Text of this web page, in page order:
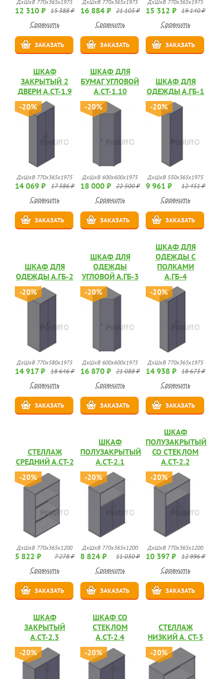
ДхШхВ 770х365х1975
12 310 ₽ 15 388 ₽
Сравнить
ЗАКАЗАТЬ
ДхШхВ 770х365х1975
16 884 ₽ 21 105 ₽
Сравнить
ЗАКАЗАТЬ
ДхШхВ 770х365х1975
15 312 ₽ 19 140 ₽
Сравнить
ЗАКАЗАТЬ
ШКАФ
ЗАКРЫТЫЙ 2
ДВЕРИ А.СТ-1.9
-20%
ДхШхВ 770х365х1975
14 069 ₽ 17 586 ₽
Сравнить
ЗАКАЗАТЬ
ШКАФ ДЛЯ
БУМАГ УГЛОВОЙ
А.СТ-1.10
-20%
ДхШхВ 600х600х1975
18 000 ₽ 22 500 ₽
Сравнить
ЗАКАЗАТЬ
ШКАФ ДЛЯ
ОДЕЖДЫ А.ГБ-1
-20%
ДхШхВ 550х365х1975
9 961 ₽ 12 451 ₽
Сравнить
ЗАКАЗАТЬ
ШКАФ ДЛЯ
ОДЕЖДЫ А.ГБ-2
-20%
ДхШхВ 770х580х1975
14 917 ₽ 18 646 ₽
Сравнить
ЗАКАЗАТЬ
ШКАФ ДЛЯ
ОДЕЖДЫ
УГЛОВОЙ А.ГБ-3
-20%
ДхШхВ 600х600х1975
16 870 ₽ 21 088 ₽
Сравнить
ЗАКАЗАТЬ
ШКАФ ДЛЯ
ОДЕЖДЫ С
ПОЛКАМИ
А.ГБ-4
-20%
ДхШхВ 770х365х1975
14 938 ₽ 18 673 ₽
Сравнить
ЗАКАЗАТЬ
СТЕЛЛАЖ
СРЕДНИЙ А.СТ-2
-20%
ДхШхВ 770х365х1200
5 822 ₽ 7 278 ₽
Сравнить
ЗАКАЗАТЬ
ШКАФ
ПОЛУЗАКРЫТЫЙ
А.СТ-2.1
-20%
ДхШхВ 770х365х1200
8 824 ₽ 11 030 ₽
Сравнить
ЗАКАЗАТЬ
ШКАФ
ПОЛУЗАКРЫТЫЙ
СО СТЕКЛОМ
А.СТ-2.2
-20%
ДхШхВ 770х365х1200
10 397 ₽ 12 996 ₽
Сравнить
ЗАКАЗАТЬ
ШКАФ
ЗАКРЫТЫЙ
А.СТ-2.3
-20%
ШКАФ СО
СТЕКЛОМ
А.СТ-2.4
-20%
СТЕЛЛАЖ
НИЗКИЙ А. СТ-3
-20%